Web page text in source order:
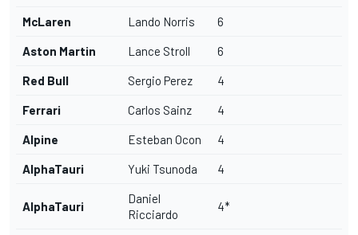
McLaren Lando Norris 6
Aston Martin Lance Stroll 6
Red Bull Sergio Perez 4
Ferrari Carlos Sainz 4
Alpine Esteban Ocon 4
AlphaTauri Yuki Tsunoda 4
AlphaTauri
Daniel
Ricciardo
4*